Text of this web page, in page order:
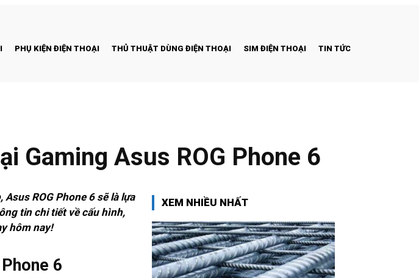
PHỤ KIỆN ĐIỆN THOẠI THỦ THUẬT DÙNG ĐIỆN THOẠI SIM ĐIỆN THOẠI TIN TỨC
Gaming Asus ROG Phone 6
ROG Phone 6 sẽ là lựa
tin chi tiết về cấu hình,
hôm nay!
6
XEM NHIỀU NHẤT